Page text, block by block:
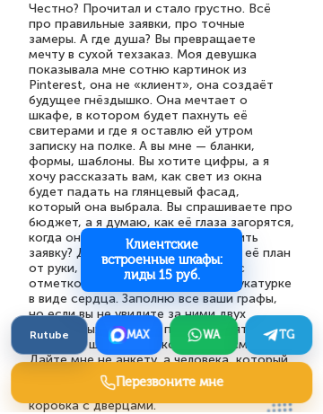
Rutube
Честно? Прочитал и стало грустно. Всё
про правильные заявки, про точные
замеры. А где душа? Вы превращаете
мечту в сухой техзаказ. Моя девушка
показывала мне сотню картинок из
Pinterest, она не «клиент», она создаёт
будущее гнёздышко. Она мечтает о
шкафе, в котором будет пахнуть её
свитерами и где я оставлю ей утром
записку на полке. А вы мне — бланки,
формы, шаблоны. Вы хотите цифры, а я
хочу рассказать вам, как свет из окна
будет падать на глянцевый фасад,
который она выбрала. Вы спрашиваете про
бюджет, а я думаю, как её глаза загорятся,
когда она увидит готовое. Оформить
заявку? Да я готов нарисовать вам её план
от руки, с косяками наших стен и с
отметкой, где у нас трещина в штукатурке
в виде сердца. Заполню все ваши графы,
но если вы не увидите за ними двух
влюблённых, которые просто хотят
красивый шкаф, то какой в этом смысл?
Дайте мне не анкету, а человека, который
услышит эту историю и сделает шкаф с
намёком на неё. Иначе это просто
коробка с дверцами.
MAX WA TG
Перезвоните мне
Клиентские
встроенные шкафы:
лиды 15 руб.